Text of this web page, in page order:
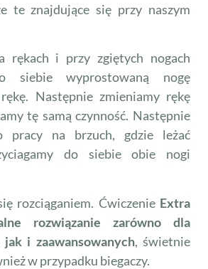
te znajdujące się przy naszym
rękach i przy zgiętych nogach
siebie wyprostowaną nogę
Następnie zmieniamy rękę
tę samą czynność. Następnie
pracy na brzuch, gdzie leżać
do siebie obie nogi
rozciąganiem. Ćwiczenie Extra
rozwiązanie zarówno dla
i zaawansowanych, świetnie
w przypadku biegaczy.